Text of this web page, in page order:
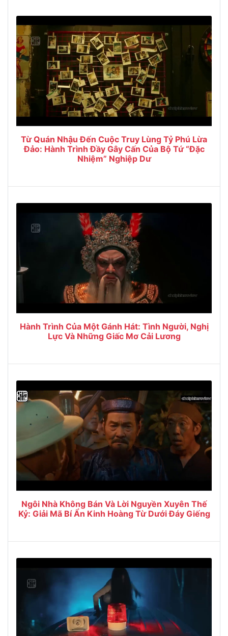
Từ Quán Nhậu Đến Cuộc Truy Lùng Tỷ Phú Lừa
Đảo: Hành Trình Đầy Gây Cấn Của Bộ Tứ “Đặc
Nhiệm” Nghiệp Dư
Hành Trình Của Một Gánh Hát: Tình Người, Nghị
Lực Và Những Giấc Mơ Cải Lương
Ngôi Nhà Không Bán Và Lời Nguyền Xuyên Thế
Kỷ: Giải Mã Bí Ẩn Kinh Hoàng Từ Dưới Đáy Giếng